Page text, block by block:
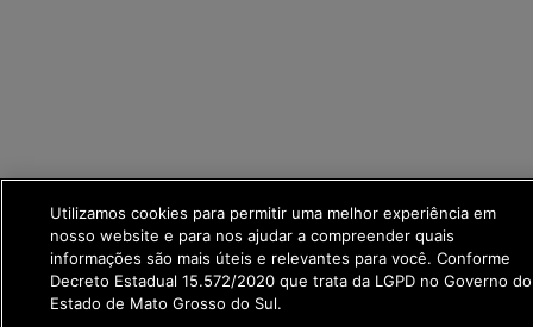
Utilizamos cookies para permitir uma melhor experiência em
nosso website e para nos ajudar a compreender quais
informações são mais úteis e relevantes para você. Conforme
Decreto Estadual 15.572/2020 que trata da LGPD no Governo do
Estado de Mato Grosso do Sul.